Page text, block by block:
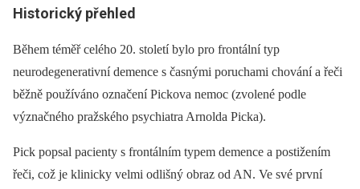
Historický přehled
Během téměř celého 20. století bylo pro frontální typ
neurodegenerativní demence s časnými poruchami chování a řeči
běžně používáno označení Pickova nemoc (zvolené podle
význačného pražského psychiatra Arnolda Picka).
Pick popsal pacienty s frontálním typem demence a postižením
řeči, což je klinicky velmi odlišný obraz od AN. Ve své první